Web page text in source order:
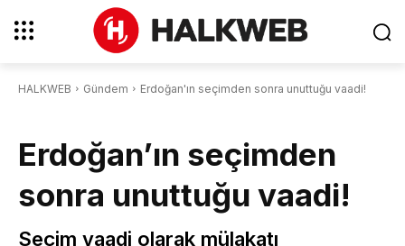
HALKWEB Gündem Erdoğan'ın seçimden sonra unuttuğu vaadi!
Erdoğan’ın seçimden
sonra unuttuğu vaadi!
Seçim vaadi olarak mülakatı